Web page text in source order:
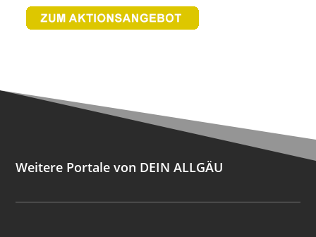
Weitere Portale von DEIN ALLGÄU